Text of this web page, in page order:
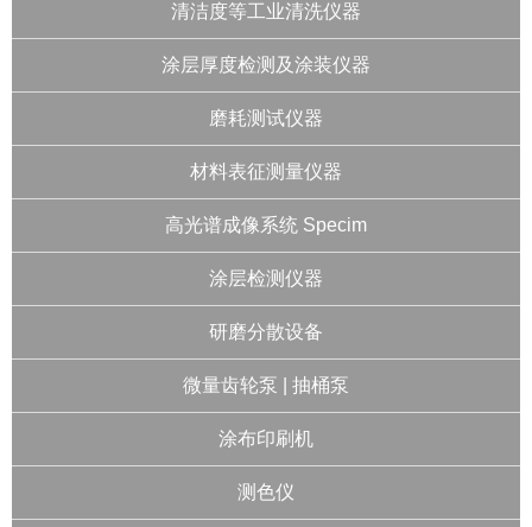
清洁度等工业清洗仪器
涂层厚度检测及涂装仪器
磨耗测试仪器
材料表征测量仪器
高光谱成像系统 Specim
涂层检测仪器
研磨分散设备
微量齿轮泵 | 抽桶泵
涂布印刷机
测色仪